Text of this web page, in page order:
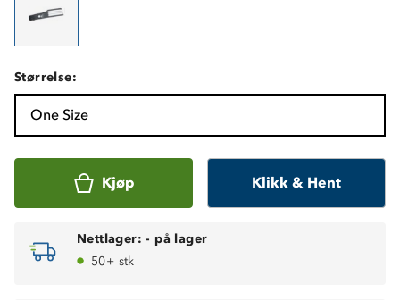
Størrelse:
One Size
Kjøp Klikk & Hent
Nettlager: - på lager
50+ stk